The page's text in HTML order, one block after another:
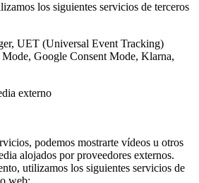
los siguientes servicios de terceros
UET (Universal Event Tracking)
Google Consent Mode, Klarna,
externo
podemos mostrarte vídeos u otros
alojados por proveedores externos.
utilizamos los siguientes servicios de